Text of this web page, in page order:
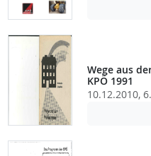
Wege aus
KPÖ 1991
10.12.2010,